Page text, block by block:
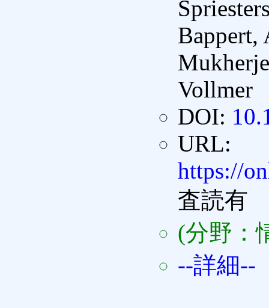
Bappert,
Vollmer
DOI:
URL:
https://
査読有
(分野：
--詳細--